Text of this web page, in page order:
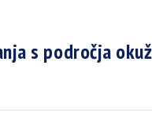
s področja